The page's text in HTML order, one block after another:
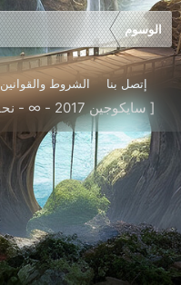
الوسوم
إتصل بنا الشروط والقوانين
[ سايكوجين 2017 - ∞ - نحقق فيما لا تجرأ على التفكير به